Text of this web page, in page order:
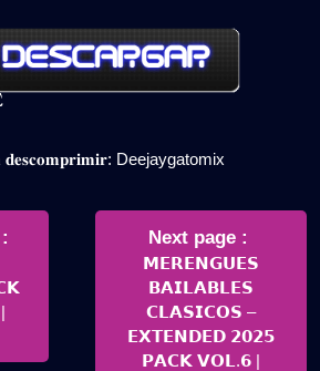
𝐝𝐞𝐬𝐜𝐨𝐦𝐩𝐫𝐢𝐦𝐢𝐫: Deejaygatomix
Next page
Posts
𝗠𝗘𝗥𝗘𝗡𝗚𝗨𝗘𝗦
𝗕𝗔𝗜𝗟𝗔𝗕𝗟𝗘𝗦
𝗖𝗟𝗔𝗦𝗜𝗖𝗢𝗦 –
𝗘𝗫𝗧𝗘𝗡𝗗𝗘𝗗 𝟮𝟬𝟮𝟱
𝗣𝗔𝗖𝗞 𝗩𝗢𝗟.𝟲 |